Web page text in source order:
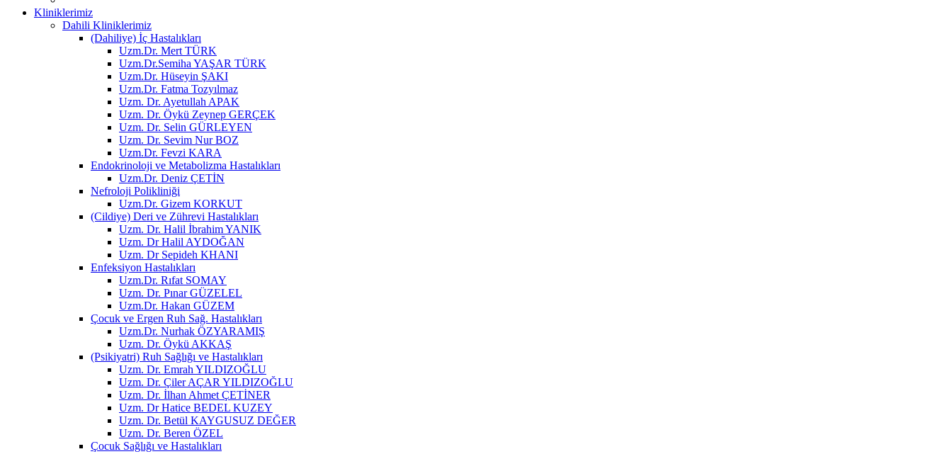
Kliniklerimiz
Dahili Kliniklerimiz
(Dahiliye) İç Hastalıkları
Uzm.Dr. Mert TÜRK
Uzm.Dr.Semiha YAŞAR TÜRK
Uzm.Dr. Hüseyin ŞAKI
Uzm.Dr. Fatma Tozyılmaz
Uzm. Dr. Ayetullah APAK
Uzm. Dr. Öykü Zeynep GERÇEK
Uzm. Dr. Selin GÜRLEYEN
Uzm. Dr. Sevim Nur BOZ
Uzm.Dr. Fevzi KARA
Endokrinoloji ve Metabolizma Hastalıkları
Uzm.Dr. Deniz ÇETİN
Nefroloji Polikliniği
Uzm.Dr. Gizem KORKUT
(Cildiye) Deri ve Zührevi Hastalıkları
Uzm. Dr. Halil İbrahim YANIK
Uzm. Dr Halil AYDOĞAN
Uzm. Dr Sepideh KHANI
Enfeksiyon Hastalıkları
Uzm.Dr. Rıfat SOMAY
Uzm. Dr. Pınar GÜZELEL
Uzm.Dr. Hakan GÜZEM
Çocuk ve Ergen Ruh Sağ. Hastalıkları
Uzm.Dr. Nurhak ÖZYARAMIŞ
Uzm. Dr. Öykü AKKAŞ
(Psikiyatri) Ruh Sağlığı ve Hastalıkları
Uzm. Dr. Emrah YILDIZOĞLU
Uzm. Dr. Çiler AÇAR YILDIZOĞLU
Uzm. Dr. İlhan Ahmet ÇETİNER
Uzm. Dr Hatice BEDEL KUZEY
Uzm. Dr. Betül KAYGUSUZ DEĞER
Uzm. Dr. Beren ÖZEL
Çocuk Sağlığı ve Hastalıkları